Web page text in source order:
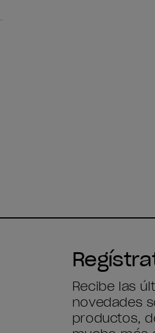
Recibe las
novedades
productos,